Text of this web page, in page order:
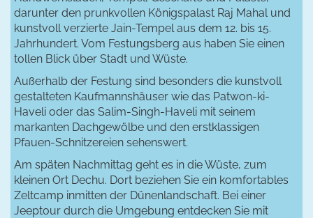
darunter den prunkvollen Königspalast Raj Mahal und
kunstvoll verzierte Jain-Tempel aus dem 12. bis 15.
Jahrhundert. Vom Festungsberg aus haben Sie einen
tollen Blick über Stadt und Wüste.
Außerhalb der Festung sind besonders die kunstvoll
gestalteten Kaufmannshäuser wie das Patwon-ki-
Haveli oder das Salim-Singh-Haveli mit seinem
markanten Dachgewölbe und den erstklassigen
Pfauen-Schnitzereien sehenswert.
Am späten Nachmittag geht es in die Wüste, zum
kleinen Ort Dechu. Dort beziehen Sie ein komfortables
Zeltcamp inmitten der Dünenlandschaft. Bei einer
Jeeptour durch die Umgebung entdecken Sie mit